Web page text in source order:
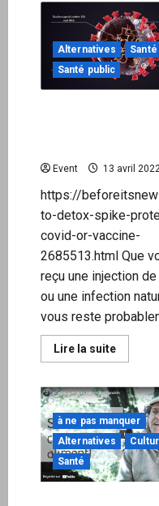
Méthode
Afghane
de
(jusqu’à
6
mois)
des
le
de
Alternatives
Santé
Santé public
Event 13 avril
https://
to-detox-spike-
covid-or-vaccine-
2685513.html Que
reçu une injection de
ou une infection
vous reste
Lire la suiteEn
savoir
la
Spike
après
un
COVID
ou
à ne pas manquer
Alternatives
Santé